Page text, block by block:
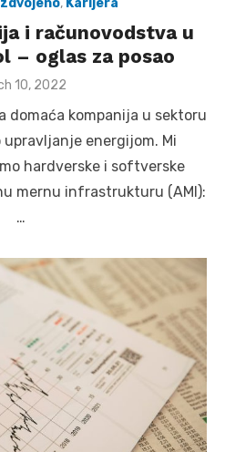
Izdvojeno, Karijera
i računovodstva u
– oglas za posao
10, 2022
domaća kompanija u sektoru
energijom. Mi
hardverske i softverske
mernu infrastrukturu (AMI):
…